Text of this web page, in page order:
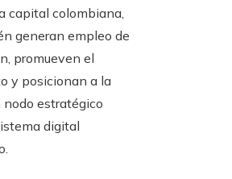
capital colombiana,
generan empleo de
promueven el
y posicionan a la
nodo estratégico
digital